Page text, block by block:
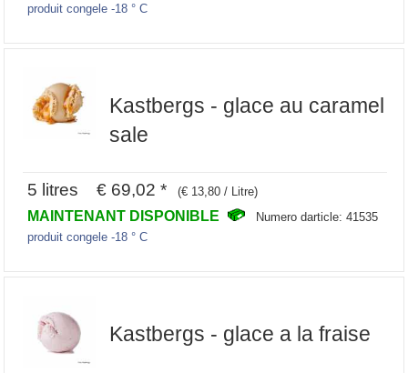
produit congele -18 ° C
Kastbergs - glace au caramel
sale
5 litres € 69,02 * (€ 13,80 / Litre)
MAINTENANT DISPONIBLE
Numero darticle: 41535
produit congele -18 ° C
Kastbergs - glace a la fraise